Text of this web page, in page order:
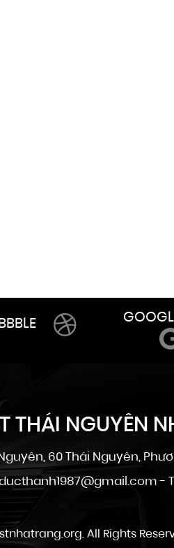
THÁI NGUYÊN
60 Thái Nguyên,
-
. All Rights